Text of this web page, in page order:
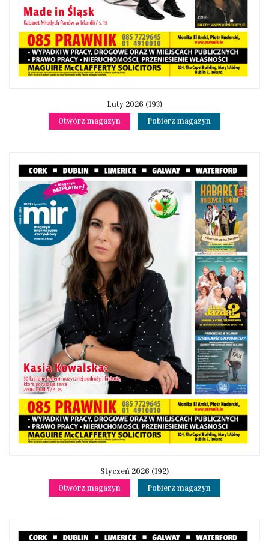
Luty 2026 (193)
Otwórz magazyn
Pobierz magazyn
Styczeń 2026 (192)
Otwórz magazyn
Pobierz magazyn